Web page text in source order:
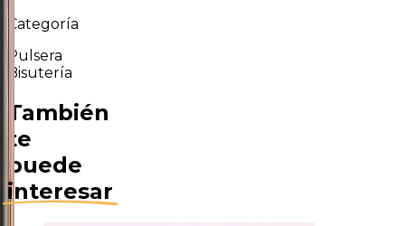
Categoría
Pulsera
Bisutería
También
te
puede
interesar